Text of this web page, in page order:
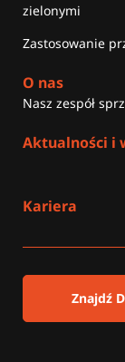
zielonymi
Zastosowanie
O nas
Nasz zespół
Aktualności i
Kariera
Znajdź